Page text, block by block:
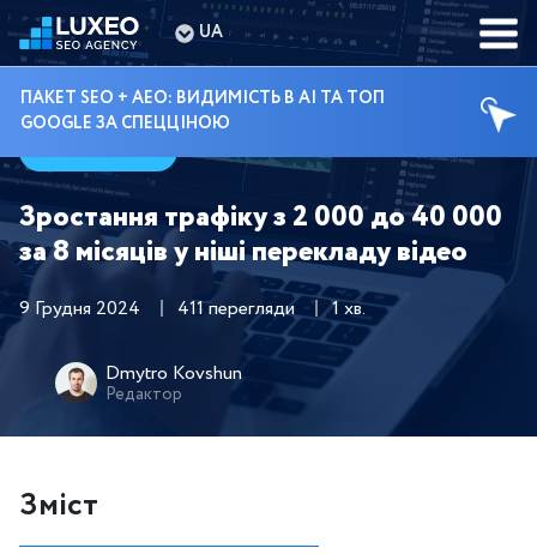
UA
ПАКЕТ SEO + AEO: ВИДИМІСТЬ В AI ТА ТОП
GOOGLE ЗА СПЕЦЦІНОЮ
Кейси
Зростання трафіку з 2 000 до 40 000
за 8 місяців у ніші перекладу відео
9 Грудня 2024 411 перегляди 1 хв.
Dmytro Kovshun
Редактор
Зміст